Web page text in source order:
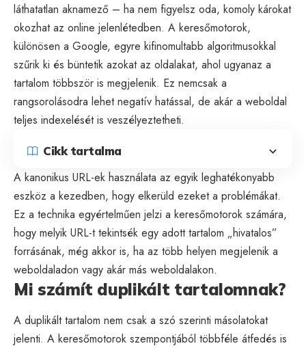
láthatatlan aknamező – ha nem figyelsz oda, komoly károkat
okozhat az online jelenlétedben. A keresőmotorok,
különösen a Google, egyre kifinomultabb algoritmusokkal
szűrik ki és büntetik azokat az oldalakat, ahol ugyanaz a
tartalom többször is megjelenik. Ez nemcsak a
rangsorolásodra lehet negatív hatással, de akár a weboldal
teljes indexelését is veszélyeztetheti.
Cikk tartalma
A kanonikus URL-ek használata az egyik leghatékonyabb
eszköz a kezedben, hogy elkerüld ezeket a problémákat.
Ez a technika egyértelműen jelzi a keresőmotorok számára,
hogy melyik URL-t tekintsék egy adott tartalom „hivatalos”
forrásának, még akkor is, ha az több helyen megjelenik a
weboldaladon vagy akár más weboldalakon.
Mi számít duplikált tartalomnak?
A duplikált tartalom nem csak a szó szerinti másolatokat
jelenti. A keresőmotorok szempontjából többféle átfedés is